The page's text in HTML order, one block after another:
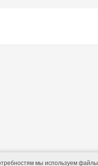
мы используем файлы